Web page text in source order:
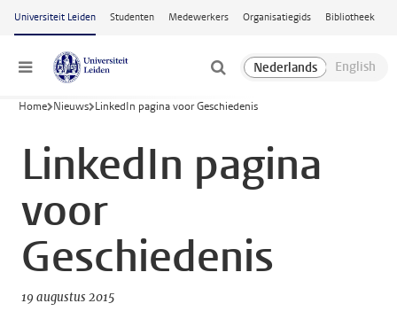
Ga naar hoofdinhoud
Universiteit Leiden Studenten Medewerkers Organisatiegids Bibliotheek
Menu
Home Nieuws LinkedIn pagina voor Geschiedenis
LinkedIn pagina
voor
Geschiedenis
19 augustus 2015